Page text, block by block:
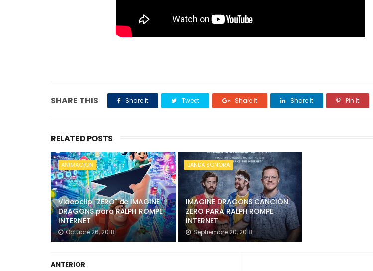
SHARE THIS Share it Tweet Share it Share it Pin it
RELATED POSTS
ANIMACIÓN
Videoclip "ZERO" de IMAGINE
DRAGONS para RALPH ROMPE
INTERNET
Octubre 26, 2018
BANDA SONORA
IMAGINE DRAGONS CANCIÓN
ZERO PARA RALPH ROMPE
INTERNET
Septiembre 20, 2018
ANTERIOR